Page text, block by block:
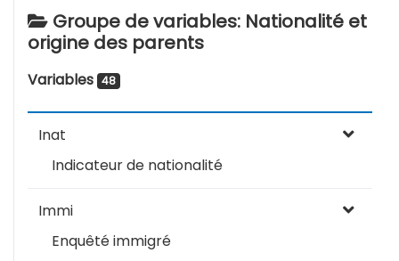
Groupe de variables: Nationalité et
origine des parents
Variables 48
Inat
Indicateur de nationalité
Immi
Enquêté immigré